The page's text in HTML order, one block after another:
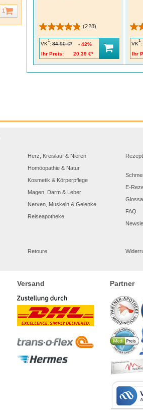
(228)
VK
1
: 34,90 €*
Ihr Preis:
20,39 €*
42% VK
1
:
Ihr
1
Herz, Kreislauf & Nieren
Homöopathie & Natur
Kosmetik & Körperpflege
Magen, Darm & Leber
Nerven, Muskeln & Gelenke
Reiseapotheke
E-
FAQ
Retoure
Versand Partner